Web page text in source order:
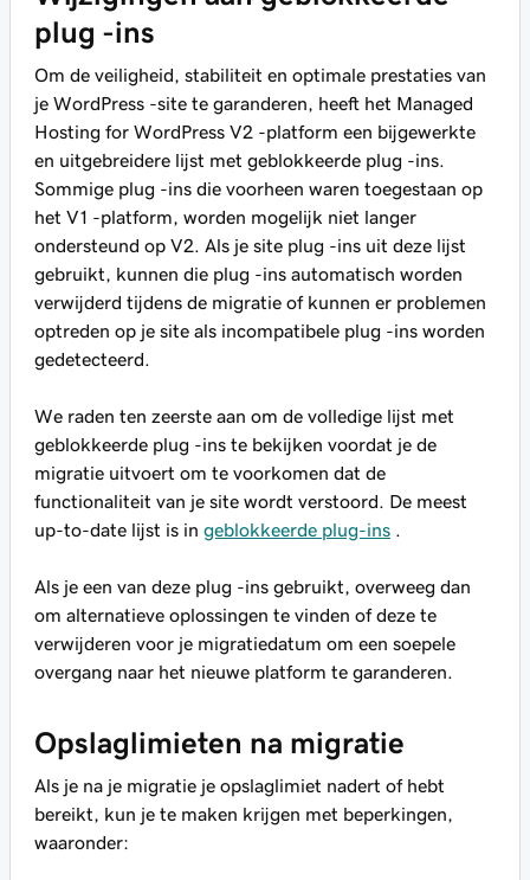
plug -ins
Om de veiligheid, stabiliteit en optimale prestaties van
je WordPress -site te garanderen, heeft het Managed
Hosting for WordPress V2 -platform een bijgewerkte
en uitgebreidere lijst met geblokkeerde plug -ins.
Sommige plug -ins die voorheen waren toegestaan op
het V1 -platform, worden mogelijk niet langer
ondersteund op V2. Als je site plug -ins uit deze lijst
gebruikt, kunnen die plug -ins automatisch worden
verwijderd tijdens de migratie of kunnen er problemen
optreden op je site als incompatibele plug -ins worden
gedetecteerd.
We raden ten zeerste aan om de volledige lijst met
geblokkeerde plug -ins te bekijken voordat je de
migratie uitvoert om te voorkomen dat de
functionaliteit van je site wordt verstoord. De meest
up-to-date lijst is in geblokkeerde plug-ins
Als je een van deze plug -ins gebruikt, overweeg dan
om alternatieve oplossingen te vinden of deze te
verwijderen voor je migratiedatum om een soepele
overgang naar het nieuwe platform te garanderen.
Opslaglimieten na migratie
Als je na je migratie je opslaglimiet nadert of hebt
bereikt, kun je te maken krijgen met beperkingen,
waaronder: